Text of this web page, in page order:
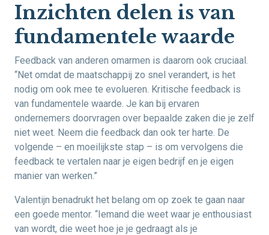
Inzichten delen is van
fundamentele waarde
Feedback van anderen omarmen is daarom ook cruciaal.
“Net omdat de maatschappij zo snel verandert, is het
nodig om ook mee te evolueren. Kritische feedback is
van fundamentele waarde. Je kan bij ervaren
ondernemers doorvragen over bepaalde zaken die je zelf
niet weet. Neem die feedback dan ook ter harte. De
volgende – en moeilijkste stap – is om vervolgens die
feedback te vertalen naar je eigen bedrijf en je eigen
manier van werken.”
Valentijn benadrukt het belang om op zoek te gaan naar
een goede mentor. “Iemand die weet waar je enthousiast
van wordt, die weet hoe je je gedraagt als je